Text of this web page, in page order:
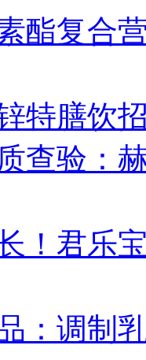
酯复合
特膳饮
查验：
！君乐
：调制